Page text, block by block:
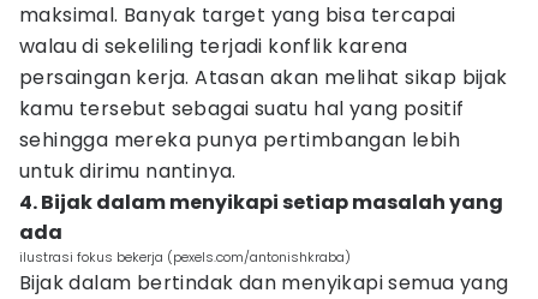
maksimal. Banyak target yang bisa tercapai
walau di sekeliling terjadi konflik karena
persaingan kerja. Atasan akan melihat sikap bijak
kamu tersebut sebagai suatu hal yang positif
sehingga mereka punya pertimbangan lebih
untuk dirimu nantinya.
4. Bijak dalam menyikapi setiap masalah yang
ada
ilustrasi fokus bekerja (pexels.com/antonishkraba)
Bijak dalam bertindak dan menyikapi semua yang